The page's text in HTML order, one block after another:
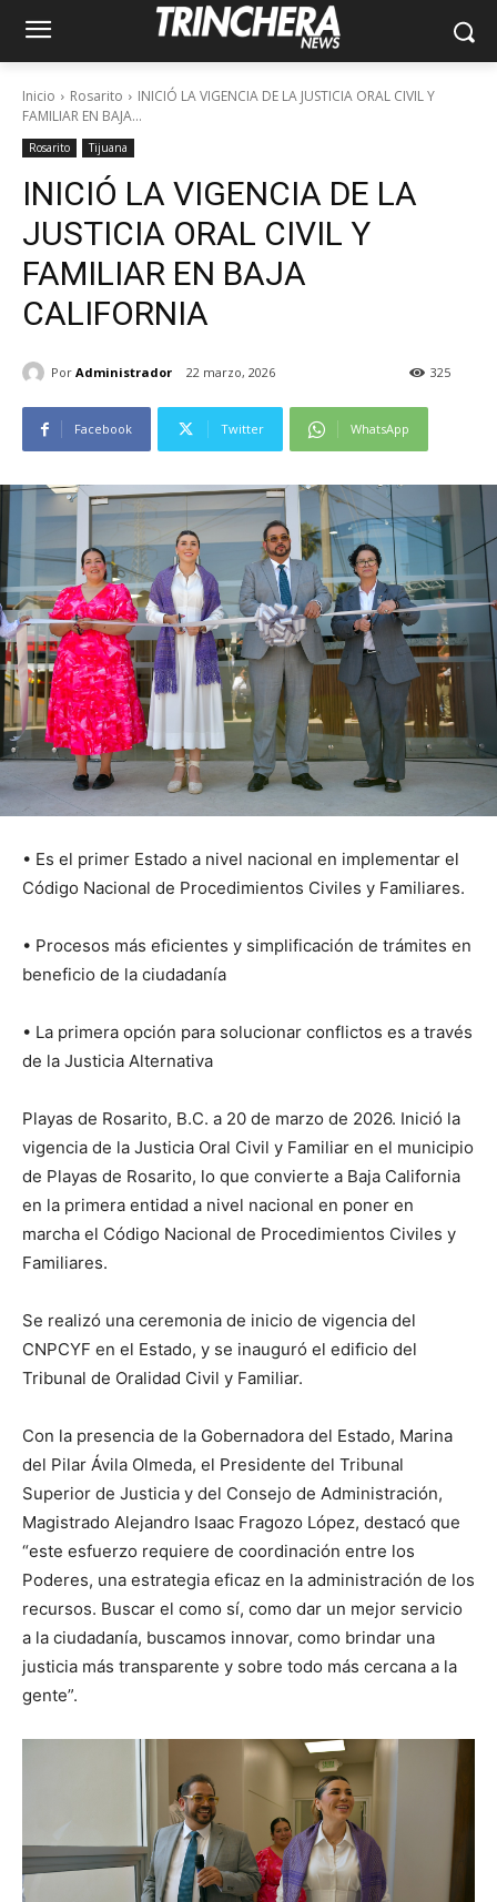
Inicio Rosarito
INICIÓ LA VIGENCIA DE LA JUSTICIA ORAL CIVIL Y
FAMILIAR EN BAJA...
Rosarito Tijuana
INICIÓ LA VIGENCIA DE LA
JUSTICIA ORAL CIVIL Y
FAMILIAR EN BAJA
CALIFORNIA
Por Administrador 22 marzo, 2026 325
Facebook Twitter WhatsApp
• Es el primer Estado a nivel nacional en implementar el
Código Nacional de Procedimientos Civiles y Familiares.
• Procesos más eficientes y simplificación de trámites en
beneficio de la ciudadanía
• La primera opción para solucionar conflictos es a través
de la Justicia Alternativa
Playas de Rosarito, B.C. a 20 de marzo de 2026. Inició la
vigencia de la Justicia Oral Civil y Familiar en el municipio
de Playas de Rosarito, lo que convierte a Baja California
en la primera entidad a nivel nacional en poner en
marcha el Código Nacional de Procedimientos Civiles y
Familiares.
Se realizó una ceremonia de inicio de vigencia del
CNPCYF en el Estado, y se inauguró el edificio del
Tribunal de Oralidad Civil y Familiar.
Con la presencia de la Gobernadora del Estado, Marina
del Pilar Ávila Olmeda, el Presidente del Tribunal
Superior de Justicia y del Consejo de Administración,
Magistrado Alejandro Isaac Fragozo López, destacó que
“este esfuerzo requiere de coordinación entre los
Poderes, una estrategia eficaz en la administración de los
recursos. Buscar el como sí, como dar un mejor servicio
a la ciudadanía, buscamos innovar, como brindar una
justicia más transparente y sobre todo más cercana a la
gente”.